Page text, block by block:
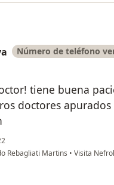
Número de teléfono
tiene buena
doctores
Rebagliati Martins • Visita